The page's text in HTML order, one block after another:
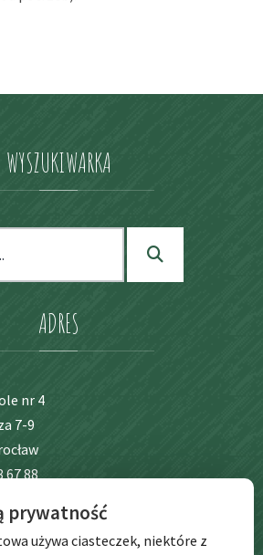
WYSZUKIWARKA
ADRES
nr 4
7-9
67 88
BIP
prywatność
używa ciasteczek, niektóre z